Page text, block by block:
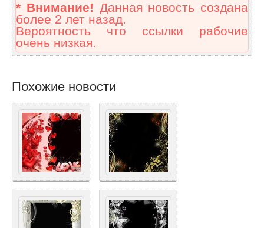
* Внимание! Данная новость создана
более 2 лет назад.
Вероятность что ссылки рабочие
очень низкая.
Похожие новости